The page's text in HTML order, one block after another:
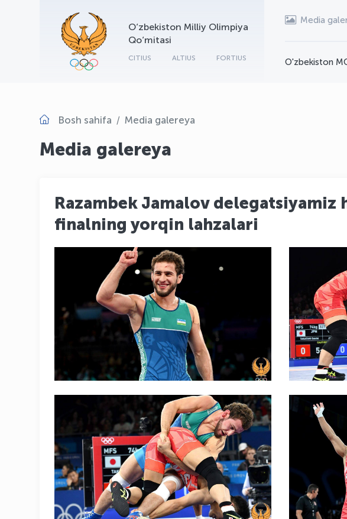
O‘zbekiston Milliy Olimpiya
Qo‘mitasi
CITIUS ALTIUS FORTIUS
Media
O'zbekiston
Bosh sahifa Media galereya
Media galereya
Razambek Jamalov
finalning yorqin lahzalari